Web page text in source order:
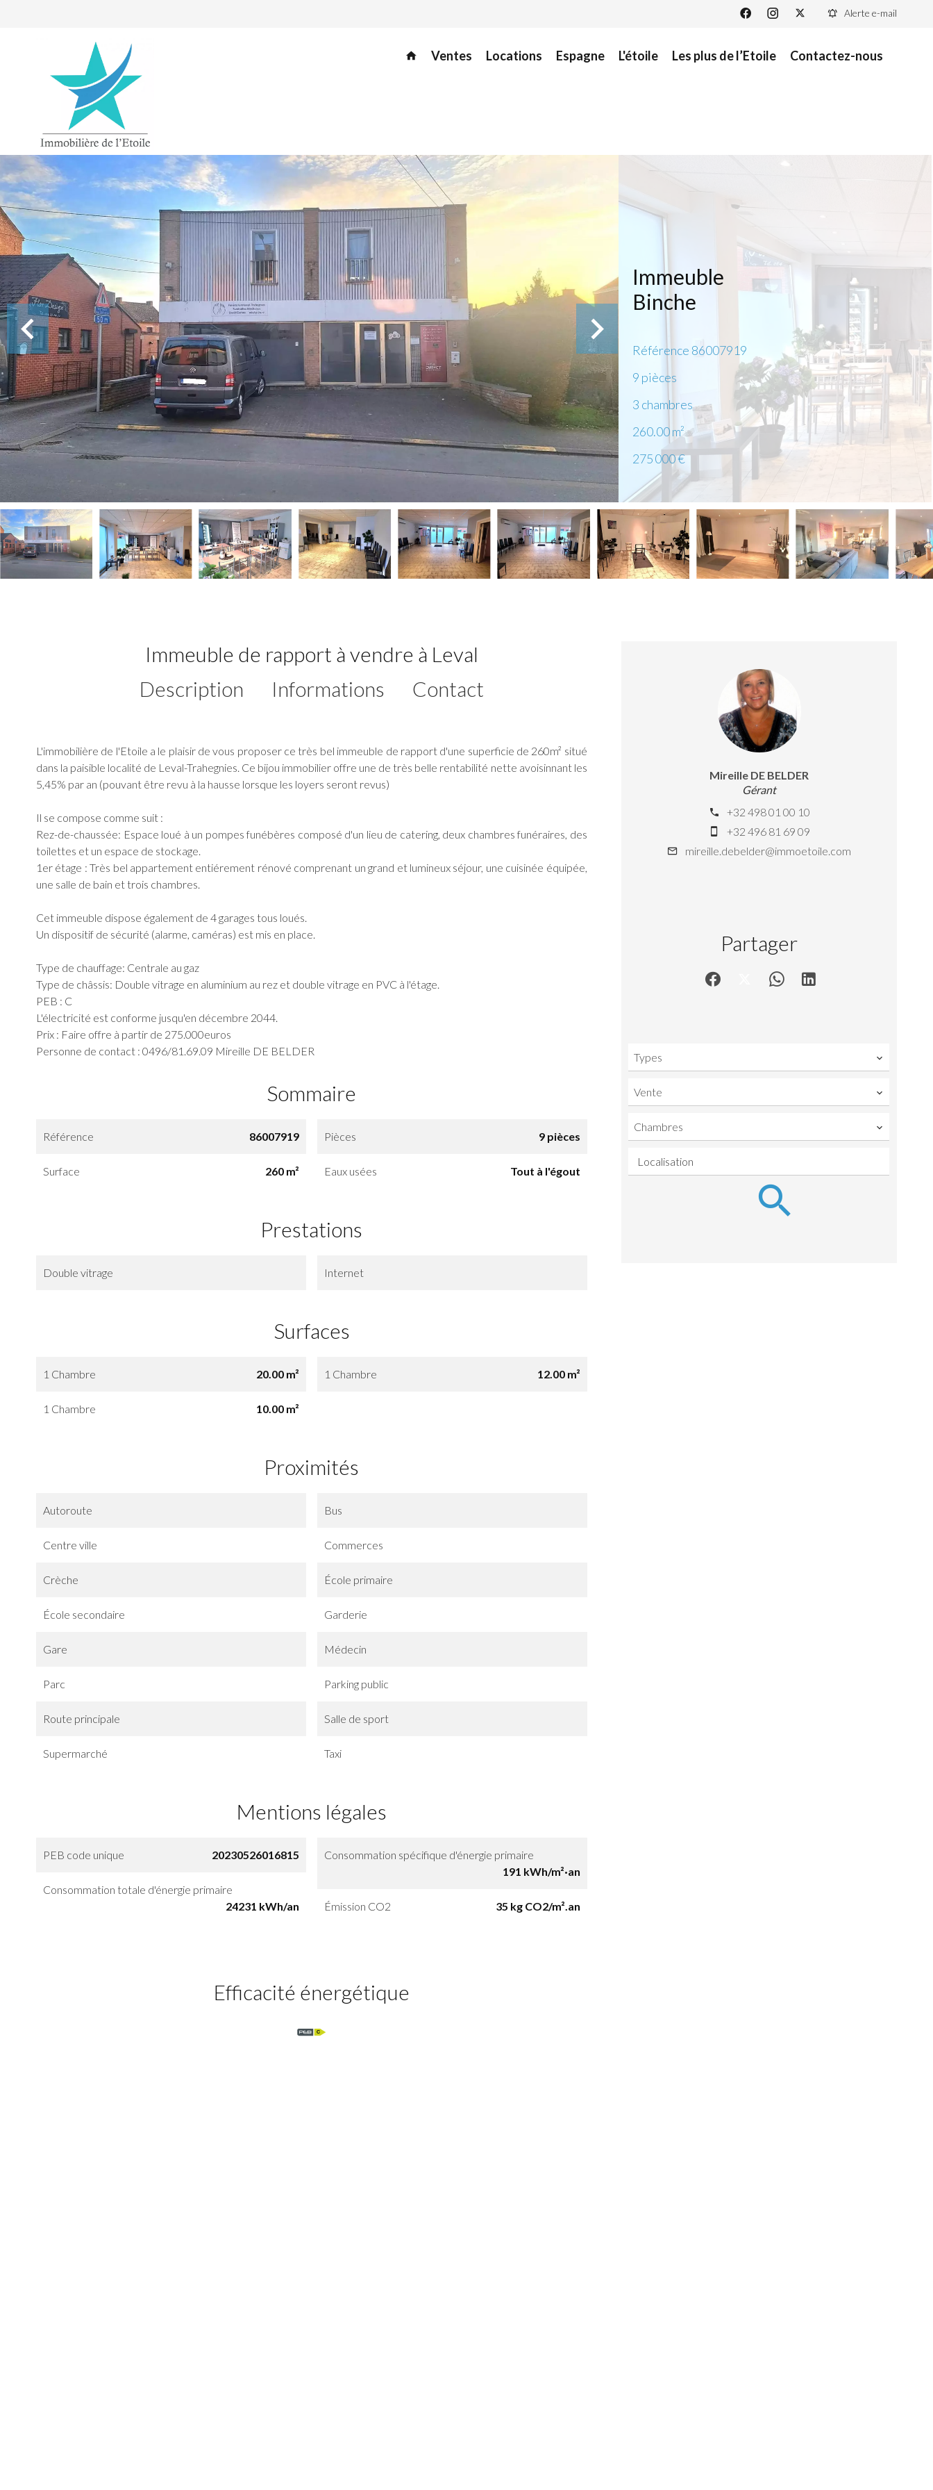
Alerte e-mail
Ventes Locations Espagne L'étoile Les plus de l’Etoile Contactez-nous
Immeuble
Binche
Référence 86007919
9 pièces
3 chambres
260.00m²
275 000 €
Immeuble de rapport à vendre à Leval
Description
Informations Contact
L'immobilière de l'Etoile a le plaisir de vous proposer ce très bel immeuble de rapport d'une superficie de 260m² situé
dans la paisible localité de Leval-Trahegnies. Ce bijou immobilier offre une de très belle rentabilité nette avoisinnant les
5,45% par an (pouvant être revu à la hausse lorsque les loyers seront revus)
Il se compose comme suit :
Rez-de-chaussée: Espace loué à un pompes funébères composé d'un lieu de catering, deux chambres funéraires, des
toilettes et un espace de stockage.
1er étage : Très bel appartement entiérement rénové comprenant un grand et lumineux séjour, une cuisinée équipée,
une salle de bain et trois chambres.
Cet immeuble dispose également de 4 garages tous loués.
Un dispositif de sécurité (alarme, caméras) est mis en place.
Type de chauffage: Centrale au gaz
Type de châssis: Double vitrage en aluminium au rez et double vitrage en PVC à l'étage.
PEB : C
L'électricité est conforme jusqu'en décembre 2044.
Prix : Faire offre à partir de 275.000euros
Personne de contact : 0496/81.69.09 Mireille DE BELDER
Sommaire
Référence 86007919 Pièces 9 pièces
Surface 260 m² Eaux usées Tout à l'égout
Prestations
Double vitrage Internet
Surfaces
1 Chambre 20.00 m² 1 Chambre 12.00 m²
1 Chambre 10.00 m²
Proximités
Autoroute Bus
Centre ville Commerces
Crèche École primaire
École secondaire Garderie
Gare Médecin
Parc Parking public
Route principale Salle de sport
Supermarché Taxi
Mentions légales
PEB code unique 20230526016815
Consommation spécifique d'énergie primaire
191 kWh/m²·an
Consommation totale d'énergie primaire
24231 kWh/an
Émission CO2 35 kg CO2/m².an
Efficacité énergétique
C
Mireille DE BELDER
Gérant
+32 498 01 00 10
+32 496 81 69 09
mireille.debelder@immoetoile.com
Partager
Types
Vente
Chambres
Localisation